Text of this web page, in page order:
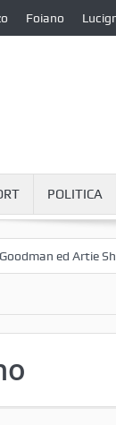
Foiano
POLITICA
ed Artie Shaw